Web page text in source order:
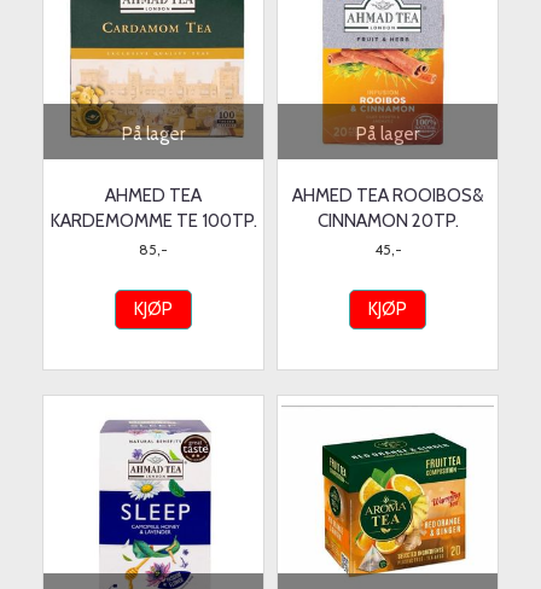
På lager
AHMED TEA
KARDEMOMME TE 100TP.
85,-
KJØP
På lager
AHMED TEA ROOIBOS&
CINNAMON 20TP.
45,-
KJØP